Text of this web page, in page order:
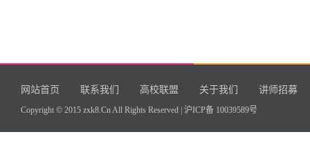
网站首页 联系我们 高校联盟 关于我们 讲师招募
Copyright © 2015 zxk8.Cn All Rights Reserved | 沪ICP备 10039589号